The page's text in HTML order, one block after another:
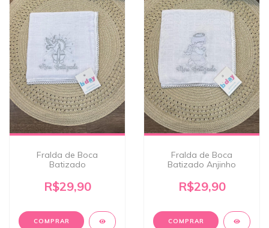
Fralda de Boca
Batizado
R$29,90
Fralda de Boca
Batizado Anjinho
R$29,90